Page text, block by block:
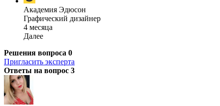
Академия Эдюсон
Графический дизайнер
4 месяца
Далее
Решения вопроса 0
Пригласить эксперта
Ответы на вопрос 3